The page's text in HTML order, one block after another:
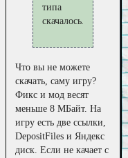
типа
скачалось.
Что вы не можете
скачать, саму игру?
Фикс и мод весят
меньше 8 МБайт. На
игру есть две ссылки,
DepositFiles и Яндекс
диск. Если не качает с